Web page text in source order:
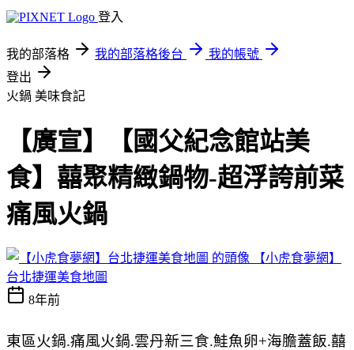
登入
我的部落格 我的部落格後台
我的帳號
登出
火鍋 美味食記
【廣宣】【國父紀念館站美
食】囍聚精緻鍋物-超浮誇前菜
痛風火鍋
【小虎食夢網】
台北捷運美食地圖
8年前
東區火鍋.痛風火鍋.雲丹新三食.鮭魚卵+海膽蓋飯.囍